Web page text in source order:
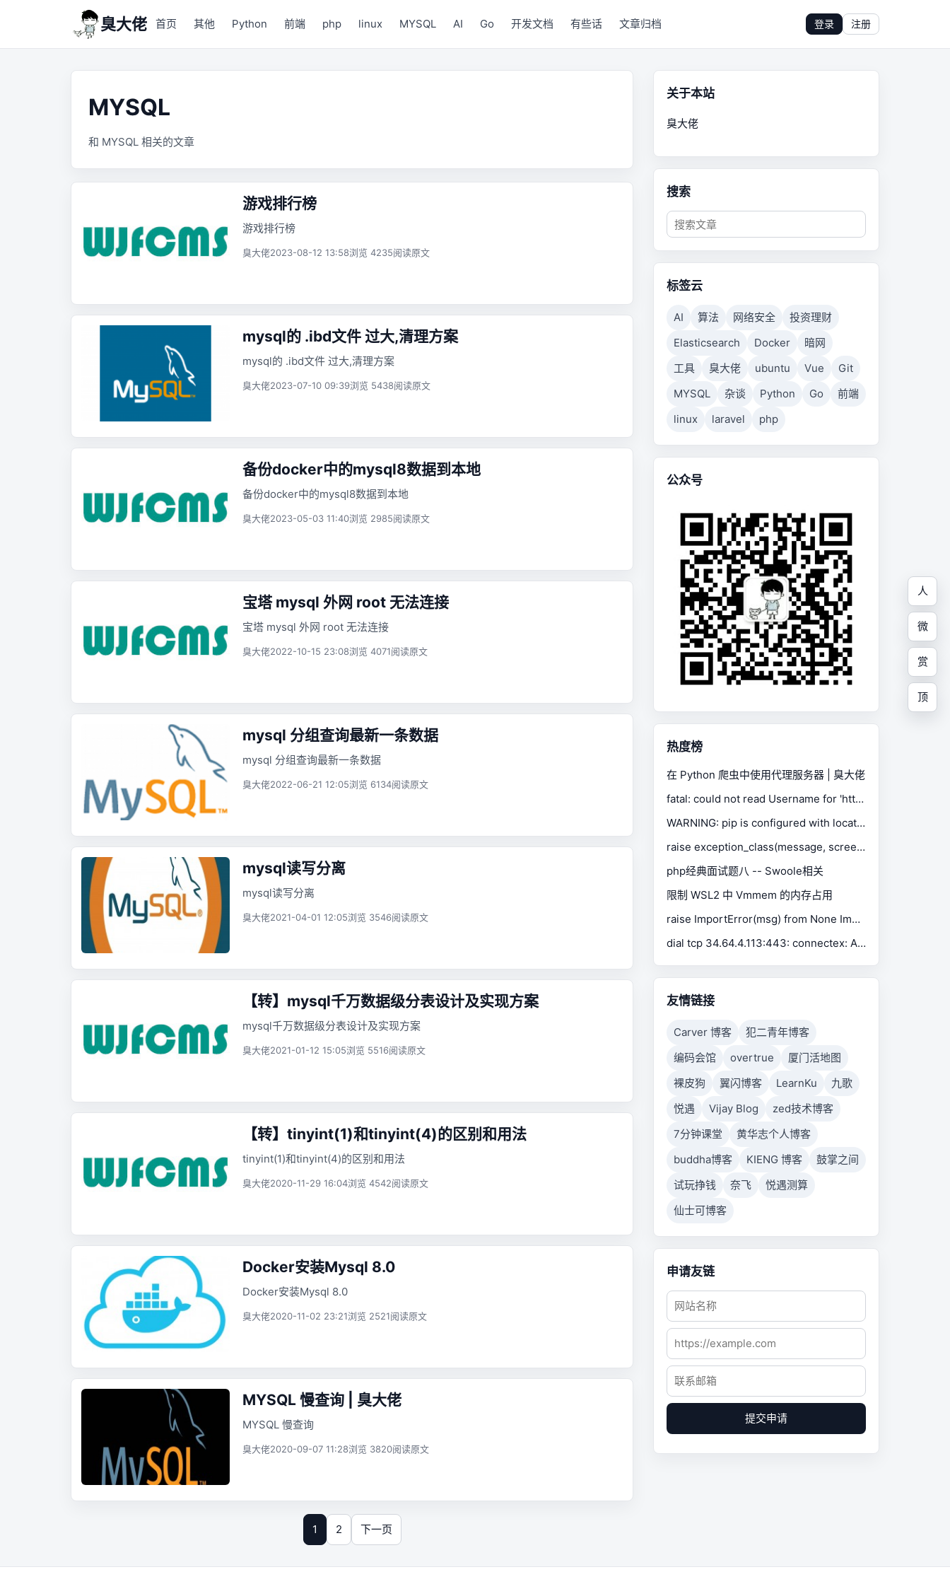
臭大佬 首页 其他 Python 前端 php linux MYSQL AI Go 开发文档 有些话 文章归档 登录 注册
MYSQL
和 MYSQL 相关的文章
游戏排行榜
游戏排行榜
臭大佬2023-08-12 13:58浏览 4235阅读原文
mysql的 .ibd文件 过大,清理方案
mysql的 .ibd文件 过大,清理方案
臭大佬2023-07-10 09:39浏览 5438阅读原文
备份docker中的mysql8数据到本地
备份docker中的mysql8数据到本地
臭大佬2023-05-03 11:40浏览 2985阅读原文
宝塔 mysql 外网 root 无法连接
宝塔 mysql 外网 root 无法连接
臭大佬2022-10-15 23:08浏览 4071阅读原文
mysql 分组查询最新一条数据
mysql 分组查询最新一条数据
臭大佬2022-06-21 12:05浏览 6134阅读原文
mysql读写分离
mysql读写分离
臭大佬2021-04-01 12:05浏览 3546阅读原文
【转】mysql千万数据级分表设计及实现方案
mysql千万数据级分表设计及实现方案
臭大佬2021-01-12 15:05浏览 5516阅读原文
【转】tinyint(1)和tinyint(4)的区别和用法
tinyint(1)和tinyint(4)的区别和用法
臭大佬2020-11-29 16:04浏览 4542阅读原文
Docker安装Mysql 8.0
Docker安装Mysql 8.0
臭大佬2020-11-02 23:21浏览 2521阅读原文
MYSQL 慢查询 | 臭大佬
MYSQL 慢查询
臭大佬2020-09-07 11:28浏览 3820阅读原文
1 2 下一页
关于本站
臭大佬
搜索
标签云
AI 算法 网络安全
投资理财
Elasticsearch
Docker
暗网
工具
臭大佬 ubuntu Vue
Git
MYSQL
杂谈 Python Go
前端
linux
laravel php
公众号
热度榜
在 Python 爬虫中使用代理服务器 | 臭大佬
fatal: could not read Username for 'https://gitee.com': No such device or address
WARNING: pip is configured with locations that require TLS/SSL, however the ssl module in Python is not available.
raise exception_class(message, screen, stacktrace) selenium.common.exceptions.SessionNotCreatedException
php经典面试题八 -- Swoole相关
限制 WSL2 中 Vmmem 的内存占用
raise ImportError(msg) from None ImportError: Missing optional dependency 'xlrd'. Install xlrd >= 1.0.0 for Excel support Use pip or conda to install xlrd.
dial tcp 34.64.4.113:443: connectex: A connection attempt failed because the connected party did not properly respond after a period of time, or established connection failed because connected host has failed to respond.
友情链接
Carver 博客
犯二青年博客
编码会馆
overtrue
厦门活地图
裸皮狗
翼闪博客 LearnKu
九歌
悦遇
Vijay Blog
zed技术博客
7分钟课堂
黄华志个人博客
buddha博客
KIENG 博客
鼓掌之间
试玩挣钱
奈飞
悦遇测算
仙士可博客
申请友链
提交申请
人
微
赏
顶